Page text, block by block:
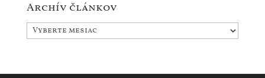
Archív článkov
Archív